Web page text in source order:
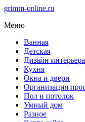
grimm-online.ru
Меню
Ванная
Детская
Дизайн интерьера
Кухня
Окна и двери
Организация
Пол и потолок
Умный дом
Разное